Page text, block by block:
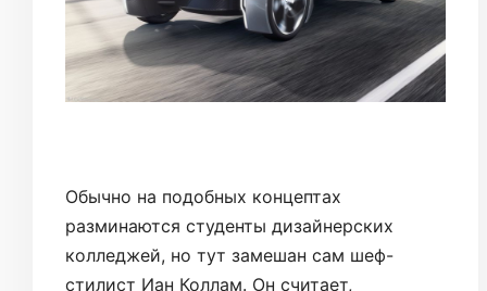
Обычно на подобных концептах
разминаются студенты дизайнерских
колледжей, но тут замешан сам шеф-
стилист Иан Коллам. Он считает,